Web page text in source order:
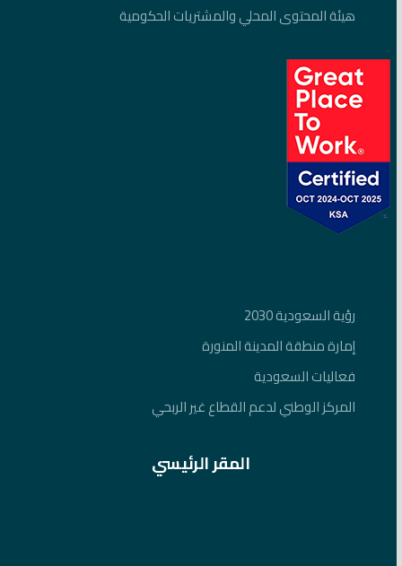
هيئة المحتوى المحلي والمشتريات الحكومية
رؤية السعودية 2030
إمارة منطقة المدينة المنورة
فعاليات السعودية
المركز الوطني لدعم القطاع غير الربحي
المقر الرئيسي